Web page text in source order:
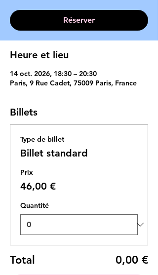
Réserver
Heure et lieu
14 oct. 2026, 18:30 – 20:30
Paris, 9 Rue Cadet, 75009 Paris, France
Billets
Type de billet
Billet standard
Prix
46,00 €
Quantité
Total 0,00 €